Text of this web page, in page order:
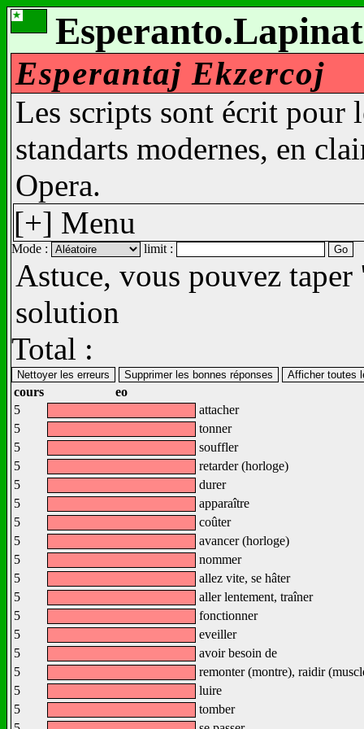
Esperantaj Ekzercoj
Les scripts sont écrit pour
standarts modernes, en
Opera.
[+] Menu
Mode : limit :
Astuce, vous pouvez
solution
Total :
cours
eo
5
attacher
5
tonner
5
souffler
5
retarder (horloge)
5
durer
5
apparaître
5
coûter
5
avancer (horloge)
5
nommer
5
allez vite, se hâter
5
aller lentement, traîner
5
fonctionner
5
eveiller
5
avoir besoin de
5
remonter (montre), raidir
5
luire
5
tomber